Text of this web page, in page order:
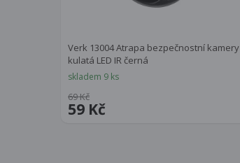
Verk 13004 Atrapa bezpečnostní kamery
kulatá LED IR černá
skladem 9 ks
59 Kč
69 Kč